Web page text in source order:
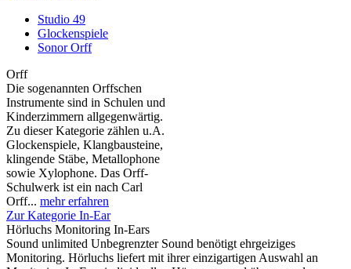
Studio 49
Glockenspiele
Sonor Orff
Orff
Die sogenannten Orffschen
Instrumente sind in Schulen und
Kinderzimmern allgegenwärtig.
Zu dieser Kategorie zählen u.A.
Glockenspiele, Klangbausteine,
klingende Stäbe, Metallophone
sowie Xylophone. Das Orff-
Schulwerk ist ein nach Carl
Orff... mehr erfahren
Zur Kategorie In-Ear
Hörluchs Monitoring In-Ears
Sound unlimited Unbegrenzter Sound benötigt ehrgeiziges
Monitoring. Hörluchs liefert mit ihrer einzigartigen Auswahl an